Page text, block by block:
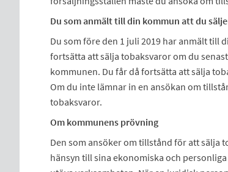
Du som anmält till din kommun att du
Du som före den 1 juli 2019 har anmält
fortsätta att sälja tobaksvaror om du
kommunen. Du får då fortsätta att sälja
Om du inte lämnar in en ansökan om
tobaksvaror.
Om kommunens prövning
Den som ansöker om tillstånd för att sälja
hänsyn till sina ekonomiska och